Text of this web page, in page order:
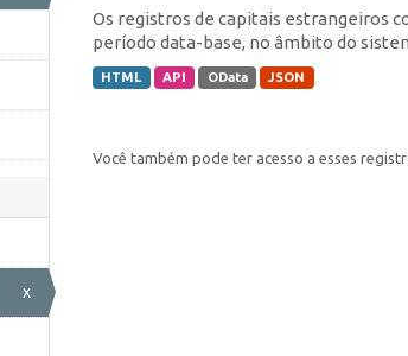
x
Os registros de capitais estrangeiros
período data-base, no âmbito do
HTML API OData JSON
Você também pode ter acesso a esses